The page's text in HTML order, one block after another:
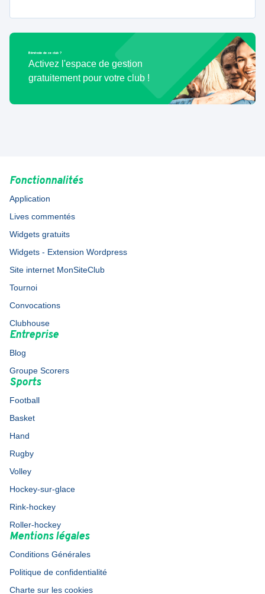
Bénévole de ce club ?
Activez l'espace de gestion
gratuitement pour votre club !
Fonctionnalités
Application
Lives commentés
Widgets gratuits
Widgets - Extension Wordpress
Site internet MonSiteClub
Tournoi
Convocations
Clubhouse
Entreprise
Blog
Groupe Scorers
Sports
Football
Basket
Hand
Rugby
Volley
Hockey-sur-glace
Rink-hockey
Roller-hockey
Mentions légales
Conditions Générales
Politique de confidentialité
Charte sur les cookies